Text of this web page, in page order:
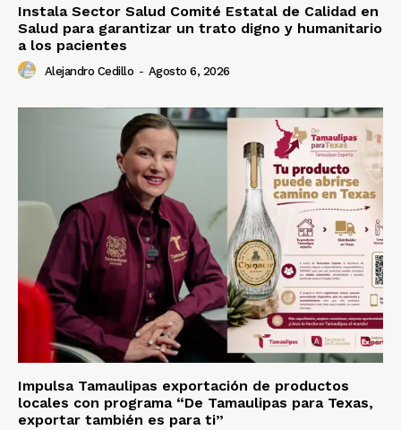
Instala Sector Salud Comité Estatal de Calidad en
Salud para garantizar un trato digno y humanitario
a los pacientes
Alejandro Cedillo - Agosto 6, 2026
Impulsa Tamaulipas exportación de productos
locales con programa “De Tamaulipas para Texas,
exportar también es para ti”